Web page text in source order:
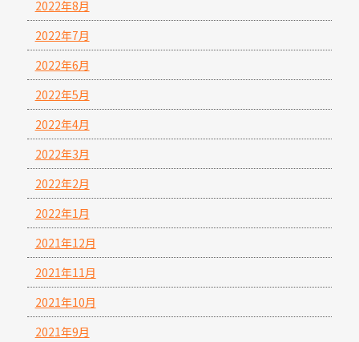
2022年8月
2022年7月
2022年6月
2022年5月
2022年4月
2022年3月
2022年2月
2022年1月
2021年12月
2021年11月
2021年10月
2021年9月